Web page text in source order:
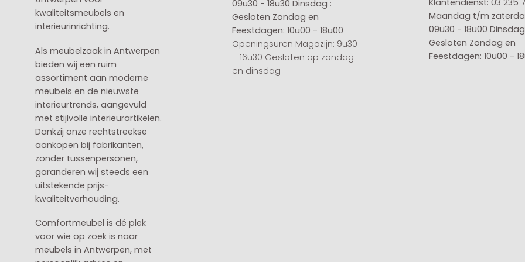
kwaliteitsmeubels en
interieurinrichting.
Als meubelzaak in Antwerpen
bieden wij een ruim
assortiment aan moderne
meubels en de nieuwste
interieurtrends, aangevuld
met stijlvolle interieurartikelen.
Dankzij onze rechtstreekse
aankopen bij fabrikanten,
zonder tussenpersonen,
garanderen wij steeds een
uitstekende prijs-
kwaliteitverhouding.
Comfortmeubel is dé plek
voor wie op zoek is naar
meubels in Antwerpen, met
09u30 - 18u30 Dinsdag :
Gesloten Zondag en
Feestdagen: 10u00 - 18u00
Openingsuren Magazijn: 9u30
– 16u30 Gesloten op zondag
en dinsdag
Maandag t/m
09u30 - 18u00
Gesloten Zondag en
Feestdagen: 10u00 -